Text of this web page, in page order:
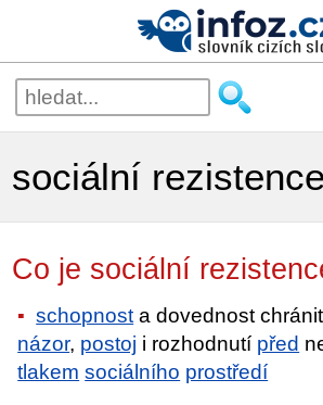
sociální rezistence
Co je sociální
schopnost a dovednost
názor, postoj i rozhodnutí před
tlakem sociálního prostředí